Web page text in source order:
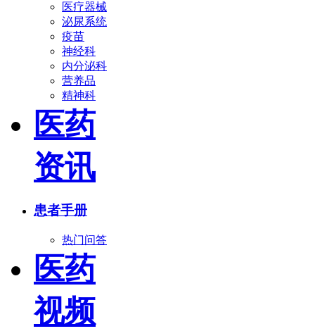
医疗器械
泌尿系统
疫苗
神经科
内分泌科
营养品
精神科
医药
资讯
患者手册
热门问答
医药
视频